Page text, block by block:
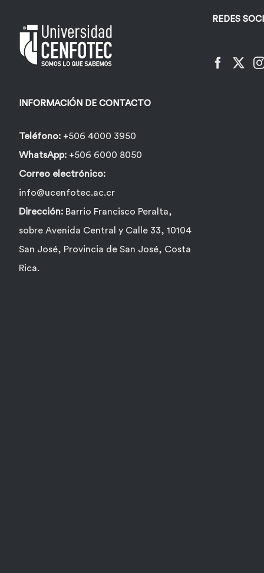
INFORMACIÓN DE CONTACTO
Teléfono: +506 4000 3950
WhatsApp: +506 6000 8050
Correo electrónico:
info@ucenfotec.ac.cr
Dirección: Barrio Francisco Peralta,
sobre Avenida Central y Calle 33, 10104
San José, Provincia de San José, Costa
Rica.
REDES